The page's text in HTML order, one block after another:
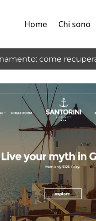
Home Chi sono
come recuperarlo